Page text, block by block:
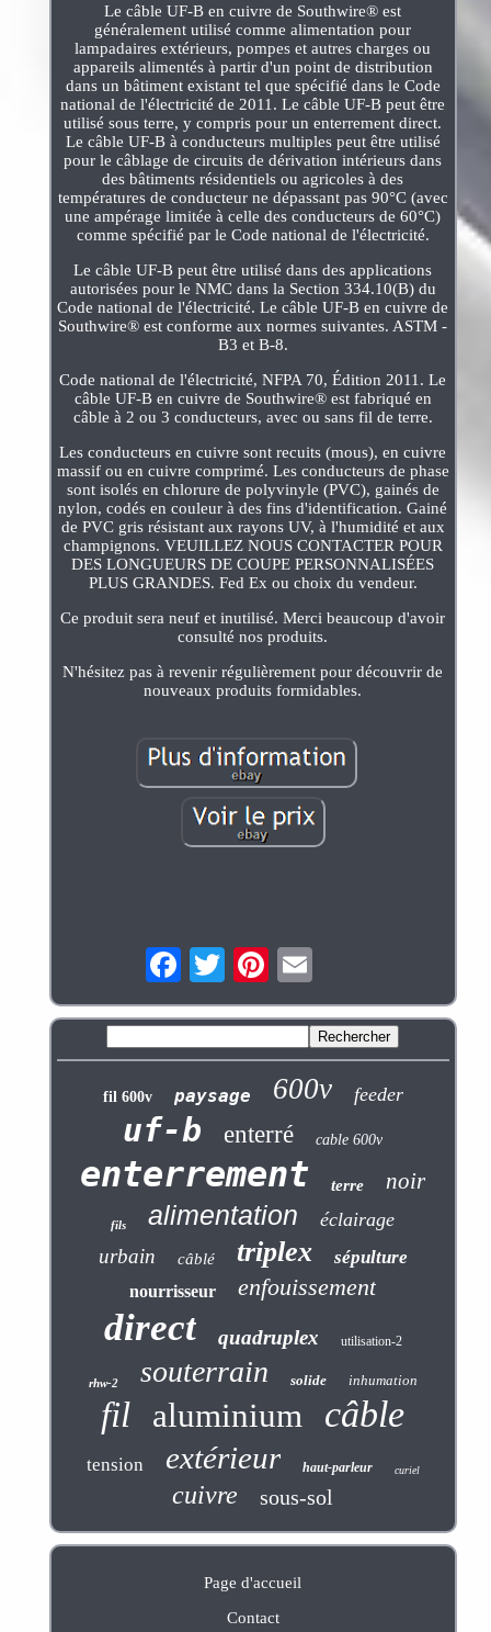
Le câble UF-B en cuivre de Southwire® est
généralement utilisé comme alimentation pour
lampadaires extérieurs, pompes et autres charges ou
appareils alimentés à partir d'un point de distribution
dans un bâtiment existant tel que spécifié dans le Code
national de l'électricité de 2011. Le câble UF-B peut être
utilisé sous terre, y compris pour un enterrement direct.
Le câble UF-B à conducteurs multiples peut être utilisé
pour le câblage de circuits de dérivation intérieurs dans
des bâtiments résidentiels ou agricoles à des
températures de conducteur ne dépassant pas 90°C (avec
une ampérage limitée à celle des conducteurs de 60°C)
comme spécifié par le Code national de l'électricité.
Le câble UF-B peut être utilisé dans des applications
autorisées pour le NMC dans la Section 334.10(B) du
Code national de l'électricité. Le câble UF-B en cuivre de
Southwire® est conforme aux normes suivantes. ASTM -
B3 et B-8.
Code national de l'électricité, NFPA 70, Édition 2011. Le
câble UF-B en cuivre de Southwire® est fabriqué en
câble à 2 ou 3 conducteurs, avec ou sans fil de terre.
Les conducteurs en cuivre sont recuits (mous), en cuivre
massif ou en cuivre comprimé. Les conducteurs de phase
sont isolés en chlorure de polyvinyle (PVC), gainés de
nylon, codés en couleur à des fins d'identification. Gainé
de PVC gris résistant aux rayons UV, à l'humidité et aux
champignons. VEUILLEZ NOUS CONTACTER POUR
DES LONGUEURS DE COUPE PERSONNALISÉES
PLUS GRANDES. Fed Ex ou choix du vendeur.
Ce produit sera neuf et inutilisé. Merci beaucoup d'avoir
consulté nos produits.
N'hésitez pas à revenir régulièrement pour découvrir de
nouveaux produits formidables.
fil 600v paysage 600v feeder
uf-b enterré cable 600v
enterrement terre noir
fils alimentation éclairage
urbain câblé triplex sépulture
nourrisseur enfouissement
direct quadruplex utilisation-2
rhw-2 souterrain solide inhumation
fil aluminium câble
tension extérieur haut-parleur curiel
cuivre sous-sol
Page d'accueil
Contact